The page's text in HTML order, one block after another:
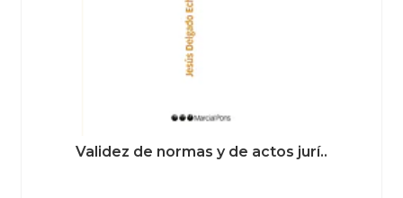
Validez de normas y de actos jurí..